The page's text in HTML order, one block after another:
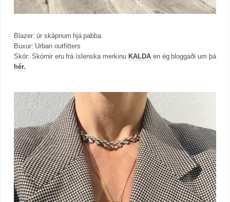
Blazer: úr skápnum hjá pabba.
Buxur: Urban outfitters
Skór: Skórnir eru frá íslenska merkinu KALDA en ég bloggaði um þá
hér.